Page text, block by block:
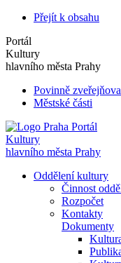
Přejít k obsahu
Portál
Kultury
hlavního města Prahy
Povinně
Městské části
Portál
Kultury
hlavního města Prahy
Oddělení kultury
Činnost
Rozpočet
Kontakty
Dokumenty